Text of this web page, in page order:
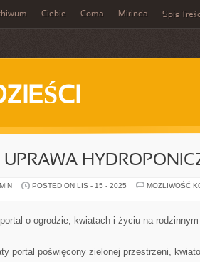
Ciebie Coma Mirinda Spis
UPRAWA
POSTED ON LIS - 15 - 2025
MOŻLIWOŚĆ
o ogrodzie, kwiatach i życiu na
portal poświęcony zielonej przestrzeni,